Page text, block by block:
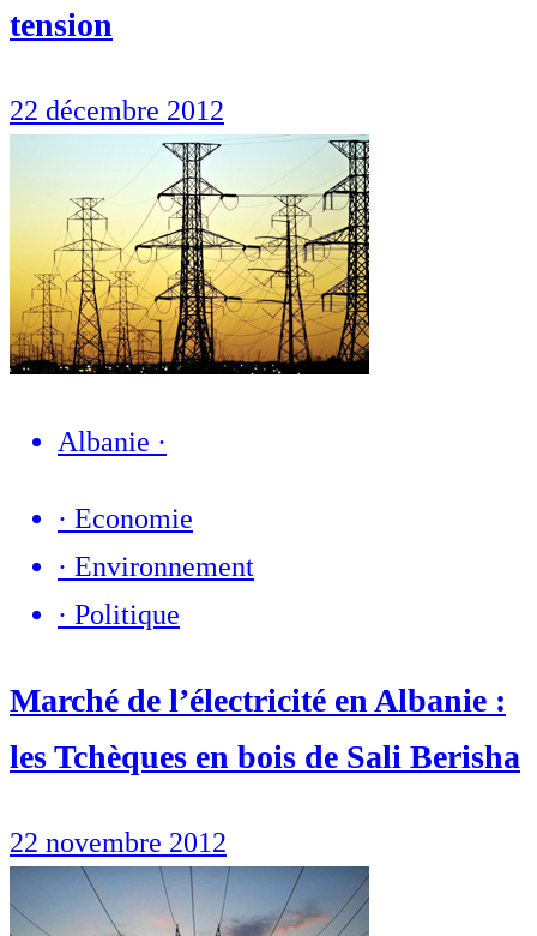
tension
22 décembre 2012
Albanie ·
· Economie
· Environnement
· Politique
Marché de l’électricité en Albanie :
les Tchèques en bois de Sali Berisha
22 novembre 2012